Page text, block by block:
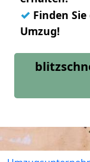
✓ Finden
Umzug!